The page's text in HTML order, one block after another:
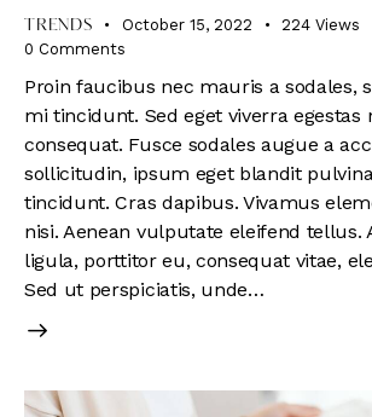
TRENDS October 15, 2022 224 Views
0 Comments
Proin faucibus nec mauris a sodales,
mi tincidunt. Sed eget viverra egestas
consequat. Fusce sodales augue a
sollicitudin, ipsum eget blandit
tincidunt. Cras dapibus. Vivamus
nisi. Aenean vulputate eleifend tellus.
ligula, porttitor eu, consequat vitae,
Sed ut perspiciatis, unde…